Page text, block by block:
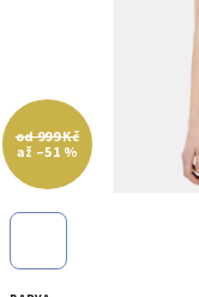
od 999 Kč
až –51 %